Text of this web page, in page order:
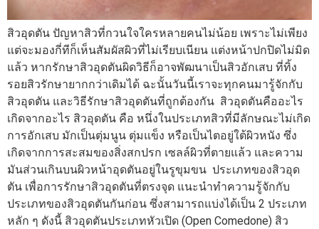
สิวอุดตัน ปัญหาสิวที่กวนใจใครหลายคนไม่น้อย เพราะไม่เพียง
แต่จะมองกี่ทีก็เห็นสัมผัสผิวที่ไม่เรียบเนียน แต่งหน้าปกปิดไม่มิด
แล้ว หากรักษาสิวอุดตันผิดวิธีก็อาจพัฒนาเป็นสิวอักเสบ ที่ทิ้ง
รอยสิวรักษายากกว่าเดิมได้ ฉะนั้นวันนี้เราจะทุกคนมารู้จักกับ
สิวอุดตัน และวิธีรักษาสิวอุดตันที่ถูกต้องกัน สิวอุดตันคืออะไร
เกิดจากอะไร สิวอุดตัน คือ หนึ่งในประเภทสิวที่มีลักษณะไม่เกิด
การอักเสบ มักเป็นตุ่มนูน ตุ่มแข็ง หรือเป็นไตอยู่ใต้ผิวหนัง ซึ่ง
เกิดจากการสะสมของสิ่งสกปรก เซลล์ผิวที่ตายแล้ว และความ
มันส่วนเกินบนผิวหน้าอุดตันอยู่ในรูขุมขน ประเภทของสิวอุด
ตัน เพื่อการรักษาสิวอุดตันที่ตรงจุด แนะนำทำความรู้จักกับ
ประเภทของสิวอุดตันกันก่อน ซึ่งสามารถแบ่งได้เป็น 2 ประเภท
หลัก ๆ ดังนี้ สิวอุดตันประเภทหัวเปิด (Open Comedone) สิว